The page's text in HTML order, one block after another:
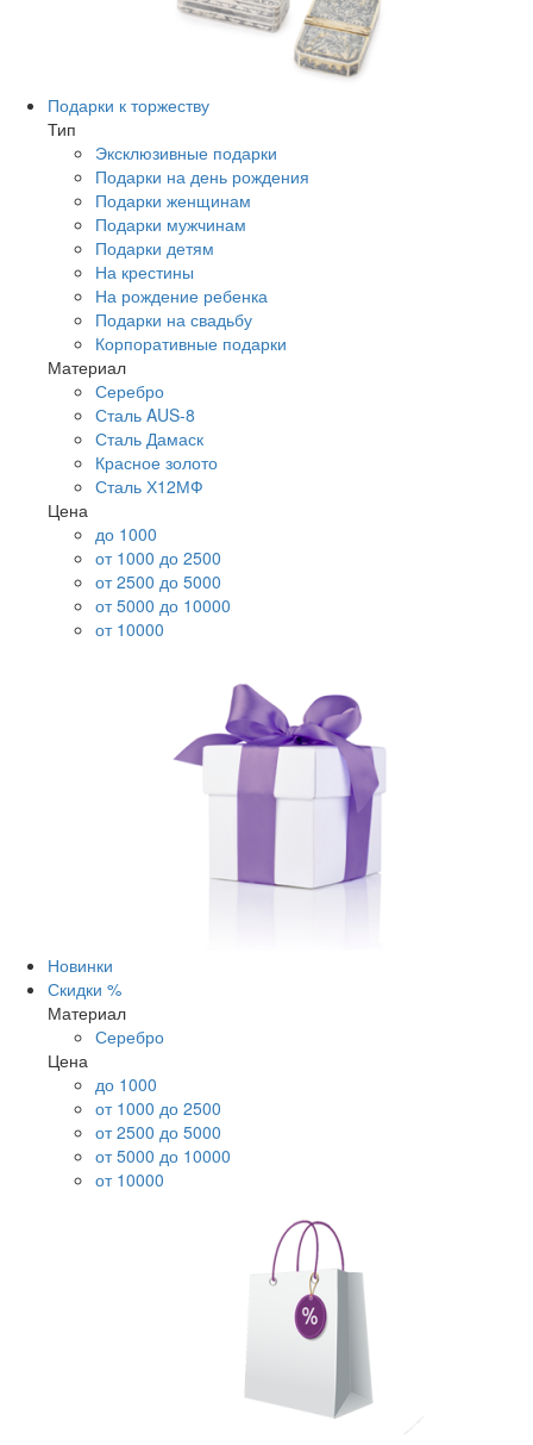
Подарки к торжеству
Тип
Эксклюзивные подарки
Подарки на день рождения
Подарки женщинам
Подарки мужчинам
Подарки детям
На крестины
На рождение ребенка
Подарки на свадьбу
Корпоративные подарки
Материал
Серебро
Сталь AUS-8
Сталь Дамаск
Красное золото
Сталь Х12МФ
Цена
до 1000
от 1000 до 2500
от 2500 до 5000
от 5000 до 10000
от 10000
Новинки
Скидки %
Материал
Серебро
Цена
до 1000
от 1000 до 2500
от 2500 до 5000
от 5000 до 10000
от 10000